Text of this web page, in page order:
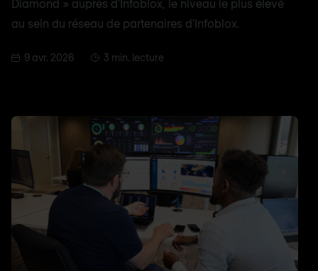
Diamond » auprès d'Infoblox, le niveau le plus élevé
au sein du réseau de partenaires d'Infoblox.
9 avr. 2026 3 min. lecture